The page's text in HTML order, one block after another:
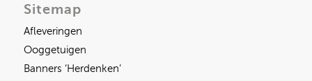
Sitemap
Afleveringen
Ooggetuigen
Banners ‘Herdenken’